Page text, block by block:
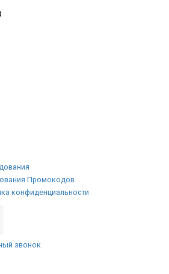
Промокодов
конфиденциальности
звонок